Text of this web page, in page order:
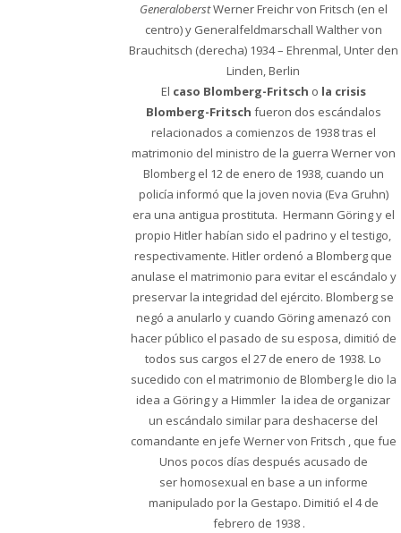
GeneraloberstWerner Freichr von Fritsch (en el
centro) y Generalfeldmarschall Walther von
Brauchitsch (derecha) 1934 – Ehrenmal, Unter den
Linden, Berlin
El caso Blomberg-Fritsch o la crisis
Blomberg-Fritsch fueron dos escándalos
relacionados a comienzos de 1938 tras el
matrimonio del ministro de la guerra Werner von
Blomberg el 12 de enero de 1938, cuando un
policía informó que la joven novia (Eva Gruhn)
era una antigua prostituta. Hermann Göring y el
propio Hitler habían sido el padrino y el testigo,
respectivamente. Hitler ordenó a Blomberg que
anulase el matrimonio para evitar el escándalo y
preservar la integridad del ejército. Blomberg se
negó a anularlo y cuando Göring amenazó con
hacer público el pasado de su esposa, dimitió de
todos sus cargos el 27 de enero de 1938. Lo
sucedido con el matrimonio de Blomberg le dio la
idea a Göring y a Himmler la idea de organizar
un escándalo similar para deshacerse del
comandante en jefe Werner von Fritsch , que fue
Unos pocos días después acusado de
ser homosexual en base a un informe
manipulado por la Gestapo. Dimitió el 4 de
febrero de 1938 .